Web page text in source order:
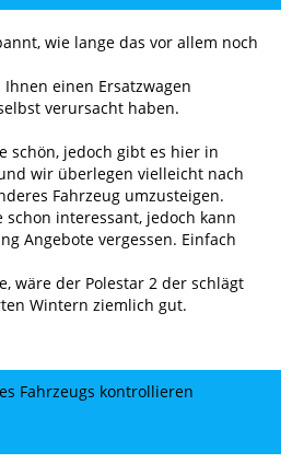
wie lange das vor allem noch
einen Ersatzwagen
verursacht haben.
schön, jedoch gibt es hier in
wir überlegen vielleicht nach
Fahrzeug umzusteigen.
schon interessant, jedoch kann
Angebote vergessen. Einfach
wäre der Polestar 2 der schlägt
Wintern ziemlich gut.
Fahrzeugs kontrollieren